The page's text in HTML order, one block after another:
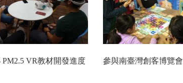
PM2.5 VR教材開發進度 參與南臺灣創客博覽會